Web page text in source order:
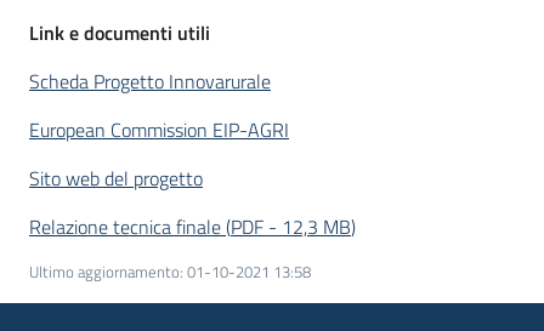
Link e documenti utili
Scheda Progetto Innovarurale
European Commission EIP-AGRI
Sito web del progetto
Relazione tecnica finale(PDF - 12,3 MB)
Ultimo aggiornamento: 01-10-2021 13:58